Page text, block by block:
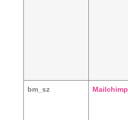
bm_sz Mailchimp